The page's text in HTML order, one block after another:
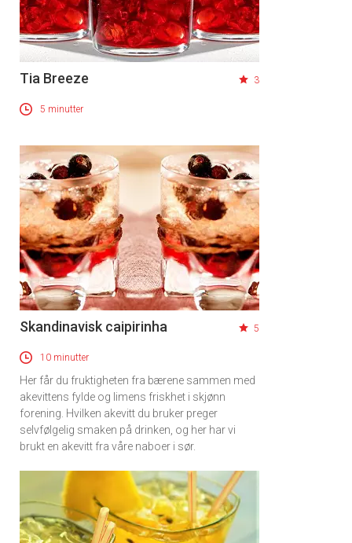
Tia Breeze 3
5 minutter
Skandinavisk caipirinha 5
10 minutter
Her får du fruktigheten fra bærene sammen med
akevittens fylde og limens friskhet i skjønn
forening. Hvilken akevitt du bruker preger
selvfølgelig smaken på drinken, og her har vi
brukt en akevitt fra våre naboer i sør.